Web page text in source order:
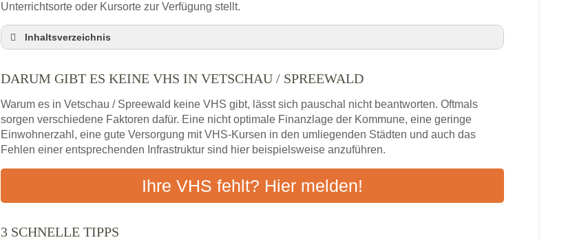
Unterrichtsorte oder Kursorte zur Verfügung stellt.
Inhaltsverzeichnis
3 schnelle Tipps
Abendschule in der Region rund um Vetschau / Spreewald
VHS steht für Erwachsenenbildung
Online-Kurse: Alternative Angebote zum VHS-Kurs
Checkliste: Darauf kommt es bei Bildungsangeboten an
DARUM GIBT ES KEINE VHS IN VETSCHAU / SPREEWALD
Warum es in Vetschau / Spreewald keine VHS gibt, lässt sich pauschal nicht beantworten. Oftmals
sorgen verschiedene Faktoren dafür. Eine nicht optimale Finanzlage der Kommune, eine geringe
Einwohnerzahl, eine gute Versorgung mit VHS-Kursen in den umliegenden Städten und auch das
Fehlen einer entsprechenden Infrastruktur sind hier beispielsweise anzuführen.
Ihre VHS fehlt? Hier melden!
3 SCHNELLE TIPPS